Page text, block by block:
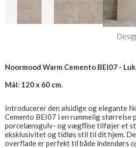
Noormood Warm Cemento BEI07 -
Mål: 120 x 60 cm.
Introducerer den alsidige og elegante
Cemento BEI07 i en rummelig størrelse
porcelænsgulv- og vægflise tilføjer et
eksklusivitet og tidløs stil til dit hjem.
overflade er perfekt til både indendørs